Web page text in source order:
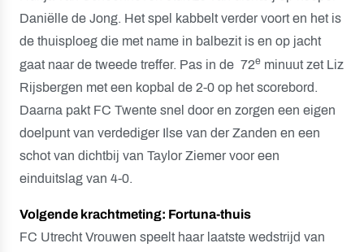
Daniëlle de Jong. Het spel kabbelt verder voort en het is
de thuisploeg die met name in balbezit is en op jacht
gaat naar de tweede treffer. Pas in de 72e minuut zet Liz
Rijsbergen met een kopbal de 2-0 op het scorebord.
Daarna pakt FC Twente snel door en zorgen een eigen
doelpunt van verdediger Ilse van der Zanden en een
schot van dichtbij van Taylor Ziemer voor een
einduitslag van 4-0.
Volgende krachtmeting: Fortuna-thuis
FC Utrecht Vrouwen speelt haar laatste wedstrijd van